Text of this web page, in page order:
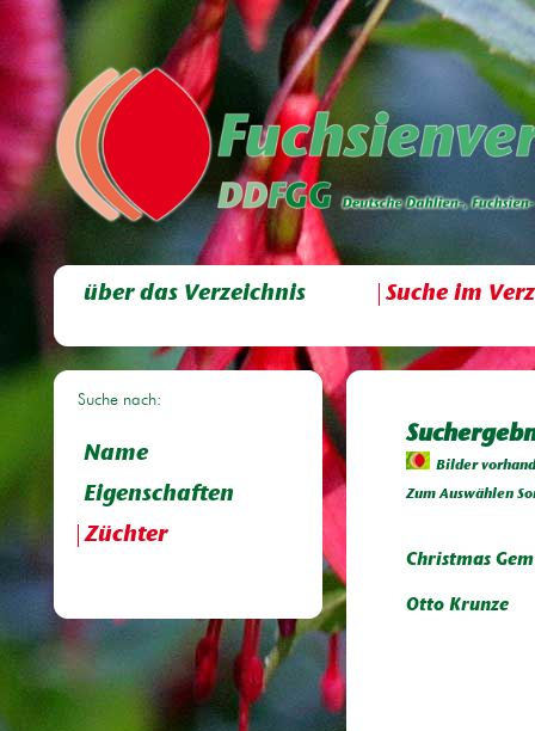
über das Verzeichnis Suche im
Suche nach:
Name
Eigenschaften
Züchter
Bilder
Zum Auswählen
Christmas Gem
Otto Krunze